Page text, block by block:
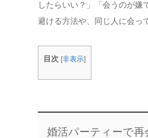
したらいい？」「会うのが
避ける方法や、同じ人に会っ
目次 [非表示]
婚活パーティーで